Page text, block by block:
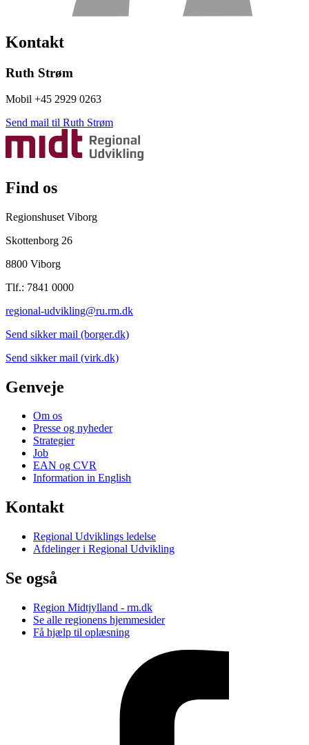
Kontakt
Ruth Strøm
Mobil +45 2929 0263
Send mail til Ruth Strøm
Find os
Regionshuset Viborg
Skottenborg 26
8800 Viborg
Tlf.: 7841 0000
regional-udvikling@ru.rm.dk
Send sikker mail (borger.dk)
Send sikker mail (virk.dk)
Genveje
Om os
Presse og nyheder
Strategier
Job
EAN og CVR
Information in English
Kontakt
Regional Udviklings ledelse
Afdelinger i Regional Udvikling
Se også
Region Midtjylland - rm.dk
Se alle regionens hjemmesider
Få hjælp til oplæsning